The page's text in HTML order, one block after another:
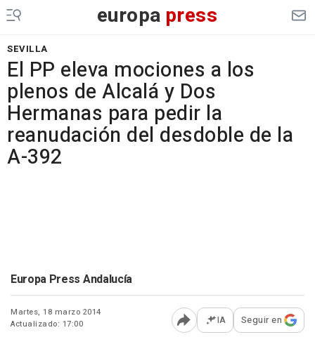
europa press
SEVILLA
El PP eleva mociones a los
plenos de Alcalá y Dos
Hermanas para pedir la
reanudación del desdoble de la
A-392
Europa Press Andalucía
Martes, 18 marzo 2014
Actualizado: 17:00
Abrir opciones para
IA Seguir en